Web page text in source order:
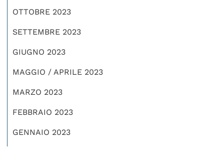
OTTOBRE 2023
SETTEMBRE 2023
GIUGNO 2023
MAGGIO / APRILE 2023
MARZO 2023
FEBBRAIO 2023
GENNAIO 2023